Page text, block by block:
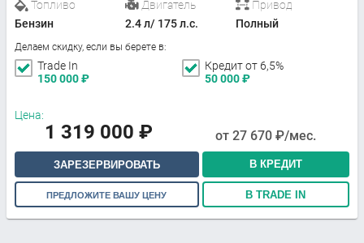
Топливо
Бензин
Двигатель
2.4 л/ 175 л.с.
Привод
Полный
Делаем скидку, если вы берете в:
Trade In
150 000₽
Кредит от 6,5%
50 000₽
Цена:
1 319 000 ₽ от 27 670 ₽/мес.
ЗАРЕЗЕРВИРОВАТЬ В КРЕДИТ
ПРЕДЛОЖИТЕ ВАШУ ЦЕНУ В TRADE IN